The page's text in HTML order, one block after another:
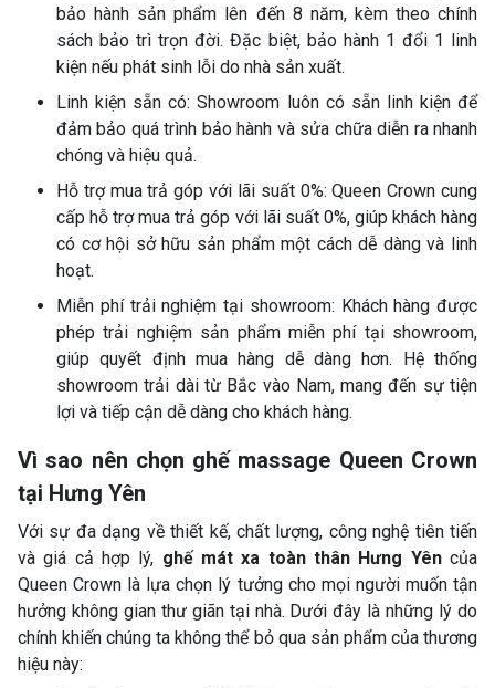
bảo hành sản phẩm lên đến 8 năm, kèm theo chính
sách bảo trì trọn đời. Đặc biệt, bảo hành 1 đổi 1 linh
kiện nếu phát sinh lỗi do nhà sản xuất.
Linh kiện sẵn có: Showroom luôn có sẵn linh kiện để
đảm bảo quá trình bảo hành và sửa chữa diễn ra nhanh
chóng và hiệu quả.
Hỗ trợ mua trả góp với lãi suất 0%: Queen Crown cung
cấp hỗ trợ mua trả góp với lãi suất 0%, giúp khách hàng
có cơ hội sở hữu sản phẩm một cách dễ dàng và linh
hoạt.
Miễn phí trải nghiệm tại showroom: Khách hàng được
phép trải nghiệm sản phẩm miễn phí tại showroom,
giúp quyết định mua hàng dễ dàng hơn. Hệ thống
showroom trải dài từ Bắc vào Nam, mang đến sự tiện
lợi và tiếp cận dễ dàng cho khách hàng.
Vì sao nên chọn ghế massage Queen Crown
tại Hưng Yên
Với sự đa dạng về thiết kế, chất lượng, công nghệ tiên tiến
và giá cả hợp lý, ghế mát xa toàn thân Hưng Yêncủa
Queen Crown là lựa chọn lý tưởng cho mọi người muốn tận
hưởng không gian thư giãn tại nhà. Dưới đây là những lý do
chính khiến chúng ta không thể bỏ qua sản phẩm của thương
hiệu này: